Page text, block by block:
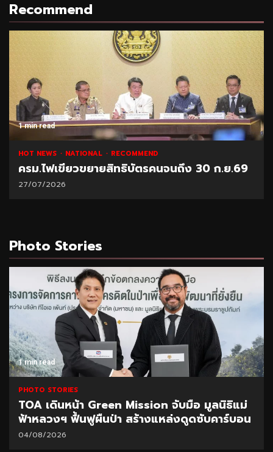
Recommend
1 min read
NATIONAL HOT NEWS RECOMMEND
“พาณิชย์” โชว์ยอดส่งออกทุเรียน 1 ล้านตัน
21/07/2026
Photo Stories
1 min read
PHOTO STORIES
CEO นำทีมผู้บริหาร BAM ลุยพื้นที่สำนักงานภูเก็ต
มอบนโยบายเร่งบริหารหนี้ – จำหน่ายทรัพย์
31/07/2026